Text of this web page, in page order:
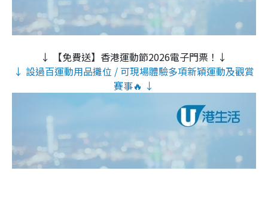
↓ 【免費送】香港運動節2026電子門票！↓
↓ 設過百運動用品攤位 / 可現場體驗多項新穎運動及觀賞
賽事🔥 ↓